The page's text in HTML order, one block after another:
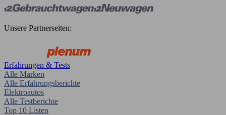
Unsere Partnerseiten:
Erfahrungen & Tests
Alle Marken
Alle Erfahrungsberichte
Elektroautos
Alle Testberichte
Top 10 Listen